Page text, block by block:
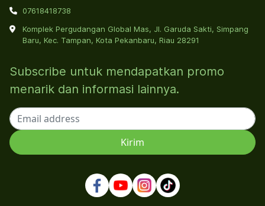
07618418738
Komplek Pergudangan Global Mas, Jl. Garuda Sakti, Simpang
Baru, Kec. Tampan, Kota Pekanbaru, Riau 28291
Subscribe untuk mendapatkan promo
menarik dan informasi lainnya.